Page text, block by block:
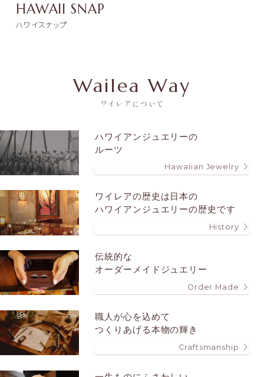
HAWAII SNAP
ハワイスナップ
Wailea Way
ワイレアについて
ハワイアンジュエリーの
ルーツ
Hawaiian Jewelry
ワイレアの歴史は日本の
ハワイアンジュエリーの歴史です
History
伝統的な
オーダーメイドジュエリー
Order Made
職人が心を込めて
つくりあげる本物の輝き
Craftsmanship